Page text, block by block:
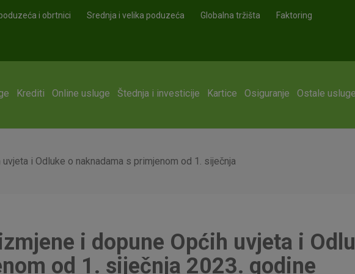
i obrtnici Srednja i velika poduzeća Globalna tržišta Faktoring
Krediti Online usluge Štednja i investicije Kartice Osiguranje Ostale usluge
i Odluke o naknadama s primjenom od 1. siječnja
i dopune Općih uvjeta i
od 1. siječnja 2023. godine